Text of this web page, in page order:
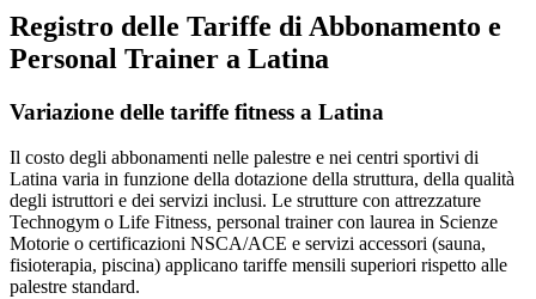
Registro delle Tariffe di Abbonamento e
Personal Trainer a Latina
Variazione delle tariffe fitness a Latina
Il costo degli abbonamenti nelle palestre e nei centri sportivi di
Latina varia in funzione della dotazione della struttura, della qualità
degli istruttori e dei servizi inclusi. Le strutture con attrezzature
Technogym o Life Fitness, personal trainer con laurea in Scienze
Motorie o certificazioni NSCA/ACE e servizi accessori (sauna,
fisioterapia, piscina) applicano tariffe mensili superiori rispetto alle
palestre standard.